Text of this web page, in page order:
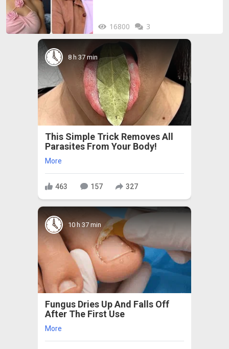
16800 3
8 h 37 min
This Simple Trick Removes All
Parasites From Your Body!
More
463 157 327
10 h 37 min
Fungus Dries Up And Falls Off
After The First Use
More